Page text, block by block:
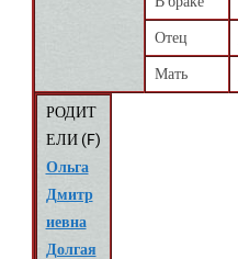
Отец
Мать
РОДИТ
ЕЛИ (F)
Ольга
Дмитр
иевна
Долгая